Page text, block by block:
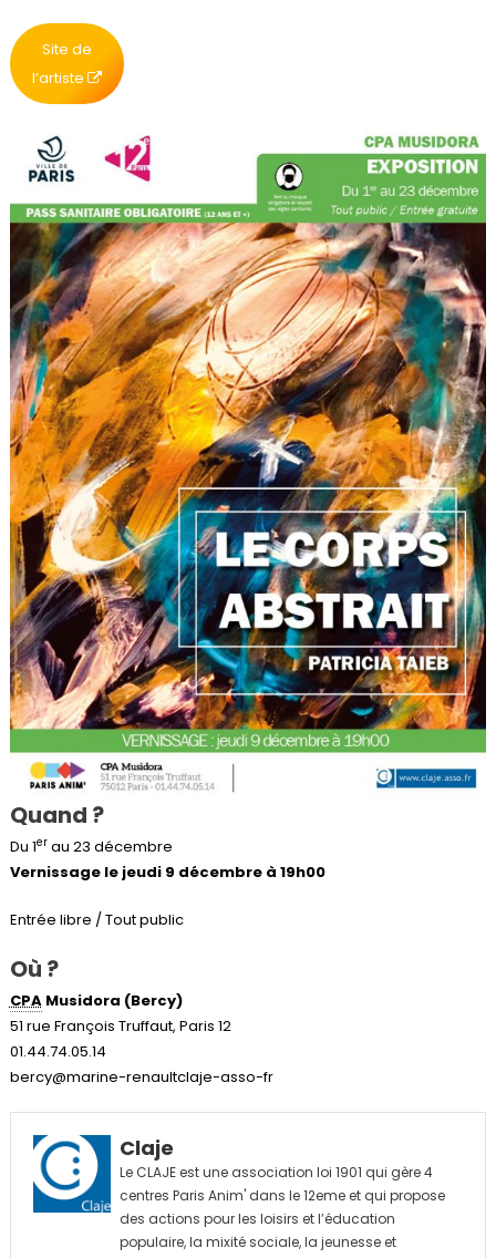
Site de
l’artiste
Quand ?
Du 1erau 23 décembre
Vernissage le jeudi 9 décembre à 19h00
Entrée libre / Tout public
Où ?
CPAMusidora (Bercy)
51 rue François Truffaut, Paris 12
01.44.74.05.14
bercy@marine-renaultclaje-asso-fr
Claje
Le CLAJE est une association loi 1901 qui gère 4
centres Paris Anim' dans le 12eme et qui propose
des actions pour les loisirs et l’éducation
populaire, la mixité sociale, la jeunesse et